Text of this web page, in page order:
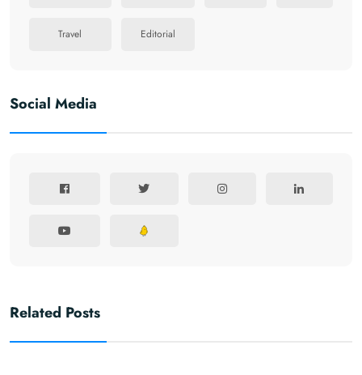
Travel Editorial
Social Media
Related Posts